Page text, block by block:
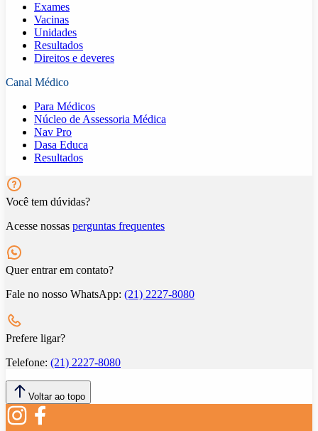
Exames
Vacinas
Unidades
Resultados
Direitos e deveres
Canal Médico
Para Médicos
Núcleo de Assessoria Médica
Nav Pro
Dasa Educa
Resultados
Você tem dúvidas?
Acesse nossas perguntas frequentes
Quer entrar em contato?
Fale no nosso WhatsApp: (21) 2227-8080
Prefere ligar?
Telefone: (21) 2227-8080
Voltar ao topo